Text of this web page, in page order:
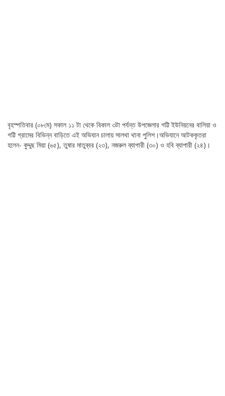
বৃহস্পতিবার (০৮মে) সকাল ১১ টা থেকে বিকাল ৩টা পর্যন্ত উপজেলার গট্টি ইউনিয়নের বালিয়া ও
গট্টি গ্রামের বিভিন্ন বাড়িতে এই অভিযান চালায় সালথা থানা পুলিশ।অভিযানে আটককৃতরা
হলেন- কুদ্দুছ মিয়া (৬৫), তুষার মাতুব্বর (২৩), নজরুল ব্যাপারী (৩০) ও হবি ব্যাপারী (২৪)।